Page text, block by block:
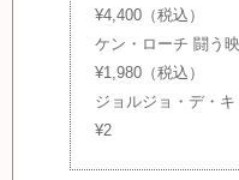
¥4,400（税込）
ケン・ローチ 闘う
¥1,980（税込）
ジョルジョ・デ・
¥2